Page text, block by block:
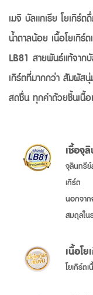
เมจิ บัลแกเรีย โยเกิร์
น้ำตาลน้อย เนื้อโยเกิร์
LB81 สายพันธ์แท้จาก
เกิร์ตที่มากกว่า สัมผัส
สดชื่น ทุกคำด้วยชิ้นเนื้อ
เชื้อจุ
จุลินทรีย์
เกิร์ต
นอกจา
สมดุลใน
เนื้อโ
โยเกิร์ต